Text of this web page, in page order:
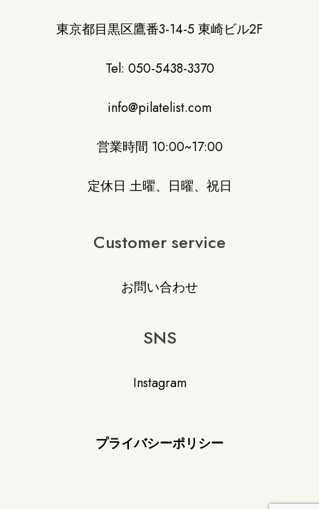
東京都目黒区鷹番3-14-5 東崎ビル2F
Tel: 050-5438-3370
info@pilatelist.com
営業時間 10:00~17:00
定休日 土曜、日曜、祝日
Customer service
お問い合わせ
SNS
Instagram
プライバシーポリシー